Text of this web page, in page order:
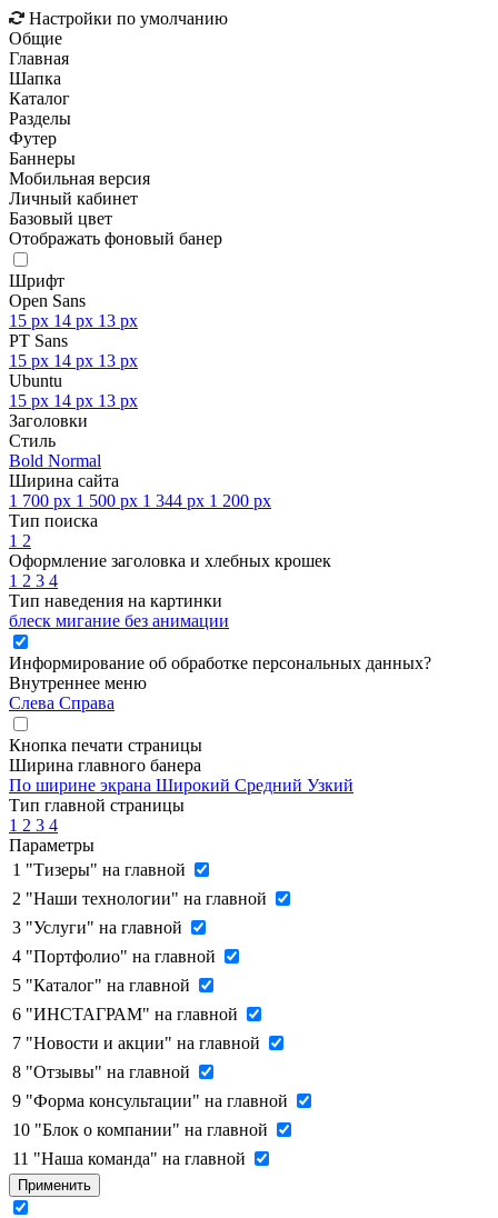
Настройки по умолчанию
Общие
Главная
Шапка
Каталог
Разделы
Футер
Баннеры
Мобильная версия
Личный кабинет
Базовый цвет
Отображать фоновый банер
Шрифт
Open Sans
15 px 14 px 13 px
PT Sans
15 px 14 px 13 px
Ubuntu
15 px 14 px 13 px
Заголовки
Стиль
Bold Normal
Ширина сайта
1 700 px 1 500 px 1 344 px 1 200 px
Тип поиска
1 2
Оформление заголовка и хлебных крошек
1 2 3 4
Тип наведения на картинки
блеск мигание без анимации
Информирование об обработке персональных данных?
Внутреннее меню
Слева Справа
Кнопка печати страницы
Ширина главного банера
По ширине экрана Широкий Средний Узкий
Тип главной страницы
1 2 3 4
Параметры
1 "Тизеры" на главной
2 "Наши технологии" на главной
3 "Услуги" на главной
4 "Портфолио" на главной
5 "Каталог" на главной
6 "ИНСТАГРАМ" на главной
7 "Новости и акции" на главной
8 "Отзывы" на главной
9 "Форма консультации" на главной
10 "Блок о компании" на главной
11 "Наша команда" на главной
Применить